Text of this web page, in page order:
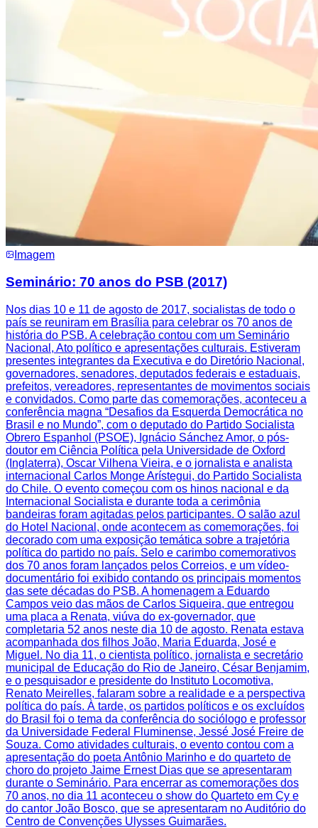
Imagem
Seminário: 70 anos do PSB (2017)
Nos dias 10 e 11 de agosto de 2017, socialistas de todo o
país se reuniram em Brasília para celebrar os 70 anos de
história do PSB. A celebração contou com um Seminário
Nacional, Ato político e apresentações culturais. Estiveram
presentes integrantes da Executiva e do Diretório Nacional,
governadores, senadores, deputados federais e estaduais,
prefeitos, vereadores, representantes de movimentos sociais
e convidados. Como parte das comemorações, aconteceu a
conferência magna “Desafios da Esquerda Democrática no
Brasil e no Mundo”, com o deputado do Partido Socialista
Obrero Espanhol (PSOE), Ignácio Sánchez Amor, o pós-
doutor em Ciência Política pela Universidade de Oxford
(Inglaterra), Oscar Vilhena Vieira, e o jornalista e analista
internacional Carlos Monge Arístegui, do Partido Socialista
do Chile. O evento começou com os hinos nacional e da
Internacional Socialista e durante toda a cerimônia
bandeiras foram agitadas pelos participantes. O salão azul
do Hotel Nacional, onde acontecem as comemorações, foi
decorado com uma exposição temática sobre a trajetória
política do partido no país. Selo e carimbo comemorativos
dos 70 anos foram lançados pelos Correios, e um vídeo-
documentário foi exibido contando os principais momentos
das sete décadas do PSB. A homenagem a Eduardo
Campos veio das mãos de Carlos Siqueira, que entregou
uma placa a Renata, viúva do ex-governador, que
completaria 52 anos neste dia 10 de agosto. Renata estava
acompanhada dos filhos João, Maria Eduarda, José e
Miguel. No dia 11, o cientista político, jornalista e secretário
municipal de Educação do Rio de Janeiro, César Benjamim,
e o pesquisador e presidente do Instituto Locomotiva,
Renato Meirelles, falaram sobre a realidade e a perspectiva
política do país. À tarde, os partidos políticos e os excluídos
do Brasil foi o tema da conferência do sociólogo e professor
da Universidade Federal Fluminense, Jessé José Freire de
Souza. Como atividades culturais, o evento contou com a
apresentação do poeta Antônio Marinho e do quarteto de
choro do projeto Jaime Ernest Dias que se apresentaram
durante o Seminário. Para encerrar as comemorações dos
70 anos, no dia 11 aconteceu o show do Quarteto em Cy e
do cantor João Bosco, que se apresentaram no Auditório do
Centro de Convenções Ulysses Guimarães.